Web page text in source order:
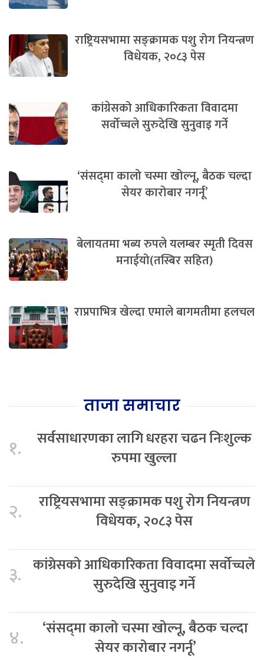
राष्ट्रियसभामा सङ्क्रामक पशु रोग नियन्त्रण
विधेयक, २०८३ पेस
कांग्रेसको आधिकारिकता विवादमा
सर्वोच्चले सुरुदेखि सुनुवाइ गर्ने
‘संसद्‍मा कालो चस्मा खोल्नू, बैठक चल्दा
सेयर कारोबार नगर्नू’
बेलायतमा भब्य रुपले यलम्बर स्मृती दिवस
मनाईयो(तस्बिर सहित)
राप्रपाभित्र खेल्दा एमाले बागमतीमा हलचल
ताजा समाचार
१.
सर्वसाधारणका लागि धरहरा चढन निःशुल्क
रुपमा खुल्ला
२.
राष्ट्रियसभामा सङ्क्रामक पशु रोग नियन्त्रण
विधेयक, २०८३ पेस
३. कांग्रेसको आधिकारिकता विवादमा सर्वोच्चले
सुरुदेखि सुनुवाइ गर्ने
४.
‘संसद्‍मा कालो चस्मा खोल्नू, बैठक चल्दा
सेयर कारोबार नगर्नू’